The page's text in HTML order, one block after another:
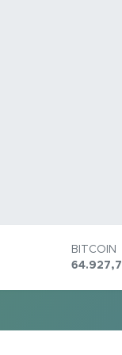
DOLAR
47,5894
64,1581